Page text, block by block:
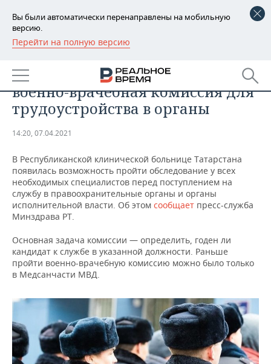
Вы были автоматически перенаправлены на мобильную
версию.
Перейти на полную версию
РЕГИОНЫ
БАШКОРТОСТАН
ТАТАРСТАН
НОВОСТИ
АНАЛИТИКА
ДЕКЛАРАЦИИ О ДОХОДАХ
КОРОЛИ ГОСЗАКАЗА ПФО
ВУЗЫ ТАТАРСТАНА
КОМУ ПРИНАДЛЕЖАТ
ТОРГОВЫЕ ЦЕНТРЫ
ТАТАРСТАНА
НОВОСТИ ЭКОНОМИКИ
ФИНАНСЫ
БАНКИ
БЮДЖЕТ
ИНВЕСТИЦИИ
ПРОМЫШЛЕННОСТЬ
НОВОСТИ
ПРОМЫШЛЕННОСТИ
АГРОПРОМ
МАШИНОСТРОЕНИЕ
НЕФТЕХИМИЯ
НЕФТЬ
ОПК
ЭНЕРГЕТИКА
НЕДВИЖИМОСТЬ
НОВОСТИ НЕДВИЖИМОСТИ
АВТО
НОВОСТИ АВТО
БИЗНЕС
НОВОСТИ БИЗНЕСА
ТРАНСПОРТ
УСЛУГИ
ТЕХНОЛОГИИ
IT
МЕДИА
НОВОСТИ МЕРОПРИЯТИЙ
ВЫЕЗДНАЯ РЕДАКЦИЯ
СПОРТ
НОВОСТИ СПОРТА
ОБЩЕСТВО
В РКБ Татарстана появилась
военно-врачебная комиссия для
трудоустройства в органы
14:20, 07.04.2021
В Республиканской клинической больнице Татарстана
появилась возможность пройти обследование у всех
необходимых специалистов перед поступлением на
службу в правоохранительные органы и органы
исполнительной власти. Об этом сообщает пресс-служба
Минздрава РТ.
Основная задача комиссии — определить, годен ли
кандидат к службе в указанной должности. Раньше
пройти военно-врачебную комиссию можно было только
в Медсанчасти МВД.